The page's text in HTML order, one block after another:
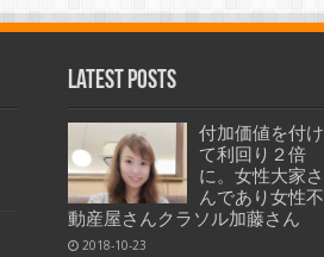
Latest Posts
付加価値を付け
て利回り２倍
に。女性大家さ
んであり女性不
動産屋さんクラソル加藤さん
2018-10-23